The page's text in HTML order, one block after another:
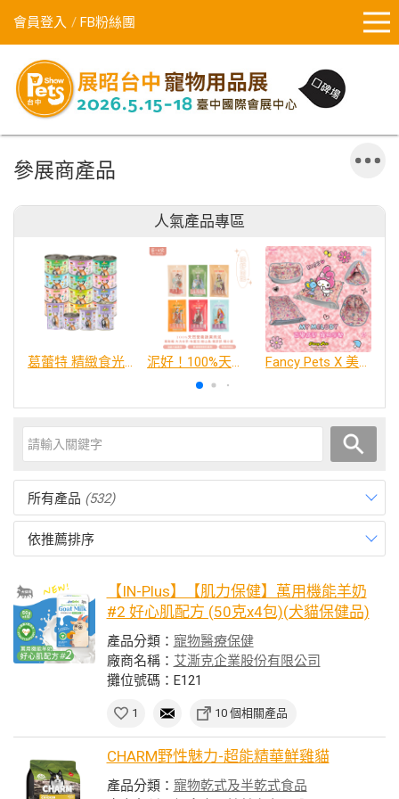
會員登入 FB粉絲團
參展商產品
人氣產品專區
葛蕾特 精緻食光 主食貓罐、貓餐包 泥好！100%天然營養蔬果肉泥 Fancy Pets X 美樂蒂 百變造型寵物睡床墊
所有產品 (532)
依推薦排序
【IN-Plus】【肌力保健】萬用機能羊奶
#2 好心肌配方 (50克x4包)(犬貓保健品)
產品分類： 寵物醫療保健
廠商名稱： 艾澌克企業股份有限公司
攤位號碼：E121
1 10 個相關產品
CHARM野性魅力-超能精華鮮雞貓
產品分類： 寵物乾式及半乾式食品